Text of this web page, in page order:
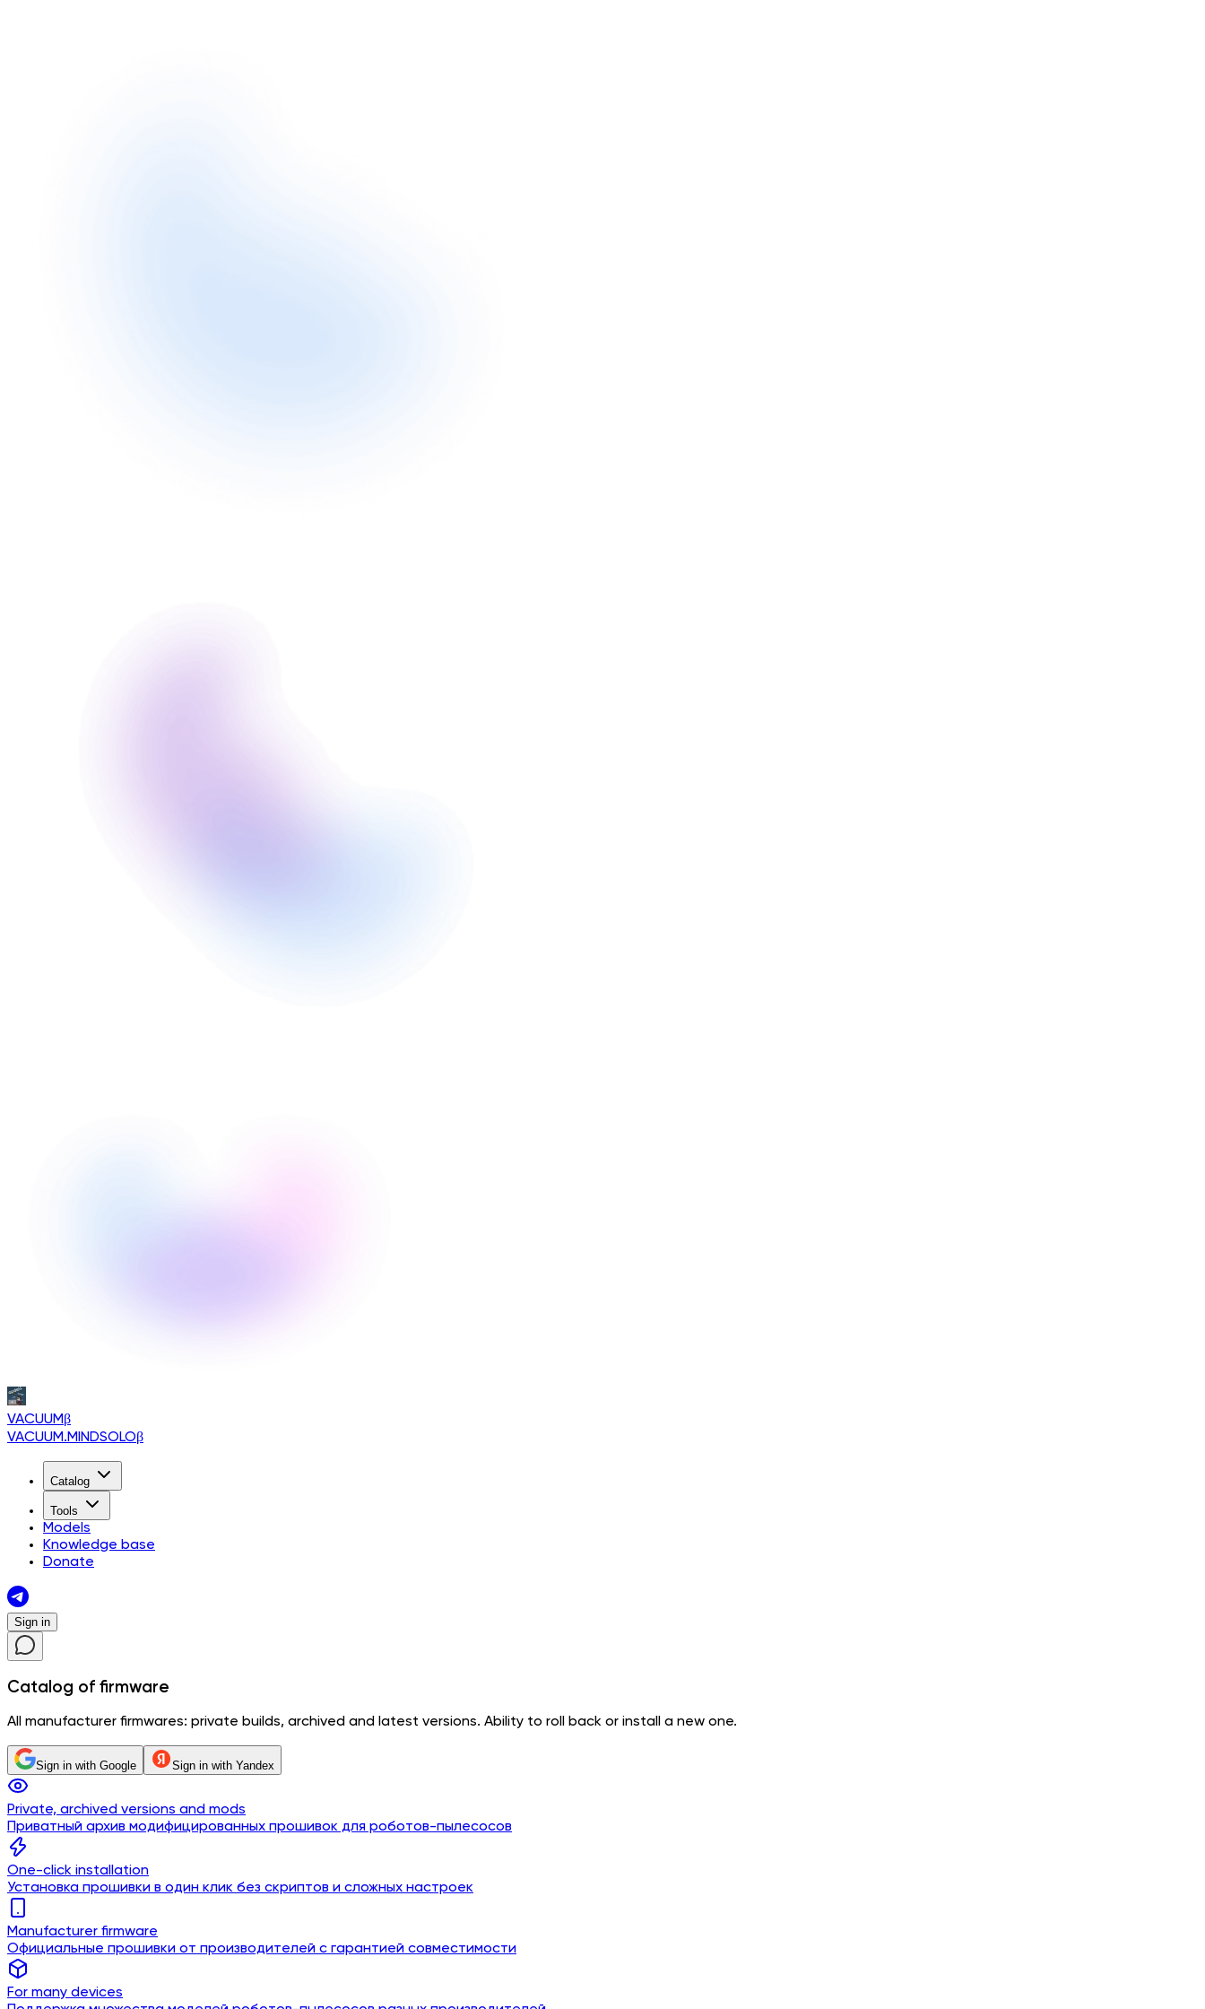
VACUUMβ
VACUUM.MINDSOLOβ
Catalog
Tools
Models
Knowledge base
Donate
Sign in
Catalog of firmware
All manufacturer firmwares: private builds, archived and latest versions. Ability to roll back or install a new one.
Sign in with Google Sign in with Yandex
Private, archived versions and mods
Приватный архив модифицированных прошивок для роботов-пылесосов
One-click installation
Установка прошивки в один клик без скриптов и сложных настроек
Manufacturer firmware
Официальные прошивки от производителей с гарантией совместимости
For many devices